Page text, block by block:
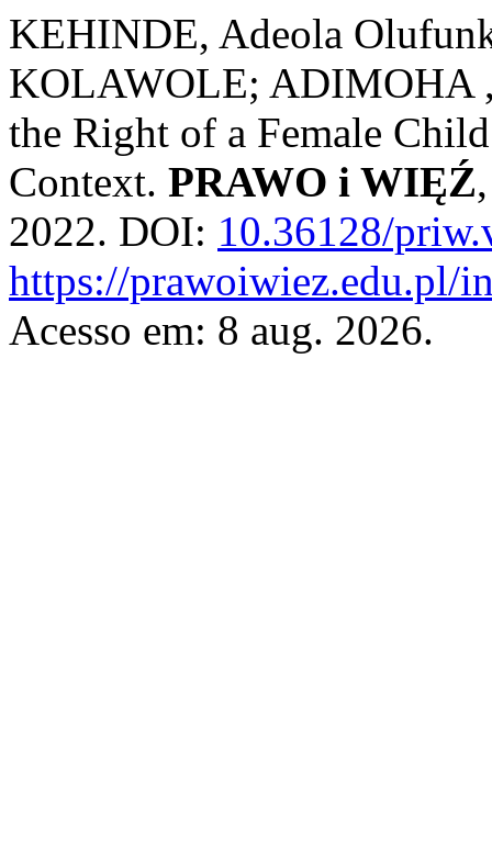
KEHINDE, Adeola
KOLAWOLE; ADIMOHA
the Right of a Female
Context. PRAWO i WIĘŹ
2022. DOI: 10.36128/
https://prawoiwiez.edu.pl/
Acesso em: 8 aug. 2026.